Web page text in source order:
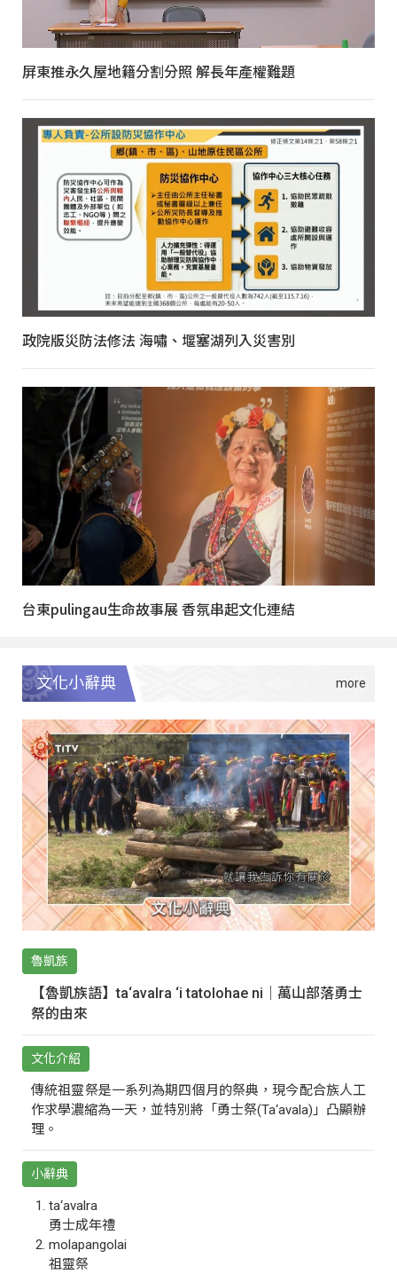
屏東推永久屋地籍分割分照 解長年產權難題
政院版災防法修法 海嘯、堰塞湖列入災害別
台東pulingau生命故事展 香氛串起文化連結
文化小辭典
魯凱族
【魯凱族語】ta‘avalra ‘i tatolohae ni｜萬山部落勇士
祭的由來
文化介紹
傳統祖靈祭是一系列為期四個月的祭典，現今配合族人工
作求學濃縮為一天，並特別將「勇士祭(Ta‘avala)」凸顯辦
理。
小辭典
ta‘avalra
勇士成年禮
molapangolai
祖靈祭